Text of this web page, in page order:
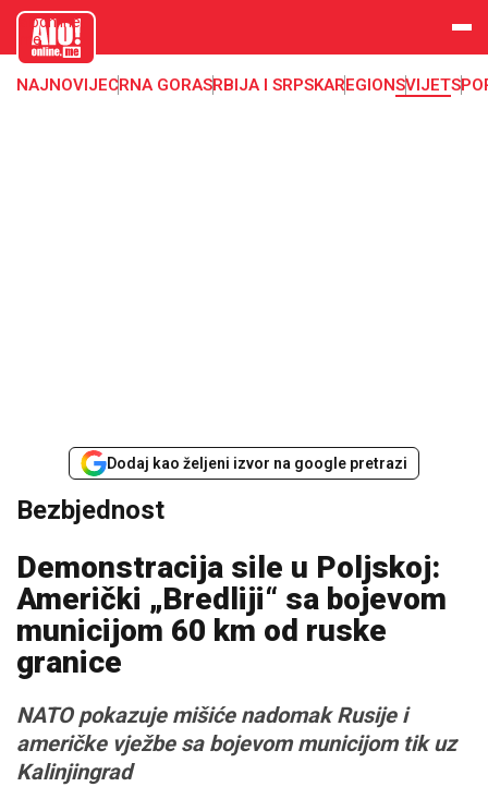
aloonline.
me
NAJNOVIJECRNA GORASRBIJA I SRPSKAREGIONSVIJET
Dodaj kao željeni izvor na google pretrazi
Bezbjednost
Demonstracija sile u Poljskoj:
Američki „Bredliji“ sa bojevom
municijom 60 km od ruske
granice
NATO pokazuje mišiće nadomak Rusije i
američke vježbe sa bojevom municijom tik uz
Kalinjingrad